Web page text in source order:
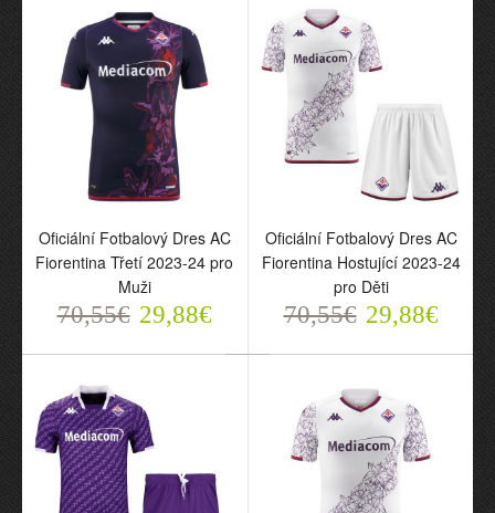
Oficiální Fotbalový Dres
AC Fiorentina Čtvrtý
2023-24 pro Děti
70,55€ 29,88€
Oficiální Fotbalový Dres
AC Fiorentina Třetí 2023-
24 pro Děti
70,55€ 29,88€
Oficiální Fotbalový Dres
AC Fiorentina Třetí 2023-
24 pro Muži
70,55€ 29,88€
Oficiální Fotbalový Dres
AC Fiorentina Hostující
2023-24 pro Děti
70,55€ 29,88€
Oficiální Fotbalový Dres AC
Fiorentina Třetí 2023-24 pro
Muži
70,55€ 29,88€
Oficiální Fotbalový Dres AC
Fiorentina Hostující 2023-24
pro Děti
70,55€ 29,88€